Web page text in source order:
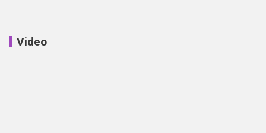
Video